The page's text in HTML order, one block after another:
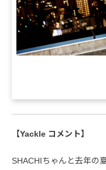
【Yackle コメント】
SHACHIちゃんと去年の